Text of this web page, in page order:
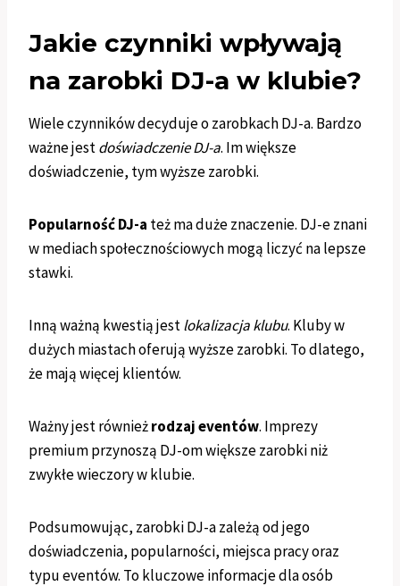
Jakie czynniki wpływają
na zarobki DJ-a w klubie?
Wiele czynników decyduje o zarobkach DJ-a. Bardzo
ważne jestdoświadczenie DJ-a. Im większe
doświadczenie, tym wyższe zarobki.
Popularność DJ-a też ma duże znaczenie. DJ-e znani
w mediach społecznościowych mogą liczyć na lepsze
stawki.
Inną ważną kwestią jestlokalizacja klubu. Kluby w
dużych miastach oferują wyższe zarobki. To dlatego,
że mają więcej klientów.
Ważny jest równieżrodzaj eventów. Imprezy
premium przynoszą DJ-om większe zarobki niż
zwykłe wieczory w klubie.
Podsumowując, zarobki DJ-a zależą od jego
doświadczenia, popularności, miejsca pracy oraz
typu eventów. To kluczowe informacje dla osób